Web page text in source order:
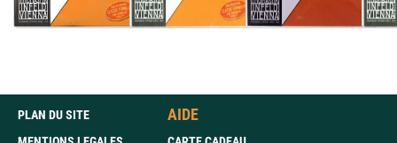
PLAN DU SITE
AIDE